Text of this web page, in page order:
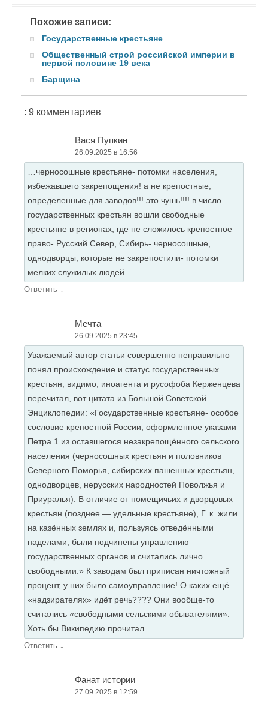
Похожие записи:
Государственные крестьяне
Общественный строй российской империи в
первой половине 19 века
Барщина
: 9 комментариев
Вася Пупкин
26.09.2025 в 16:56
…черносошные крестьяне- потомки населения,
избежавшего закрепощения! а не крепостные,
определенные для заводов!!! это чушь!!!! в число
государственных крестьян вошли свободные
крестьяне в регионах, где не сложилось крепостное
право- Русский Север, Сибирь- черносошные,
однодворцы, которые не закрепостили- потомки
мелких служилых людей
Ответить ↓
Мечта
26.09.2025 в 23:45
Уважаемый автор статьи совершенно неправильно
понял происхождение и статус государственных
крестьян, видимо, иноагента и русофоба Керженцева
перечитал, вот цитата из Большой Советской
Энциклопедии: «Государственные крестьяне- особое
сословие крепостной России, оформленное указами
Петра 1 из оставшегося незакрепощённого сельского
населения (черносошных крестьян и половников
Северного Поморья, сибирских пашенных крестьян,
однодворцев, нерусских народностей Поволжья и
Приуралья). В отличие от помещичьих и дворцовых
крестьян (позднее — удельные крестьяне), Г. к. жили
на казённых землях и, пользуясь отведёнными
наделами, были подчинены управлению
государственных органов и считались лично
свободными.» К заводам был приписан ничтожный
процент, у них было самоуправление! О каких ещё
«надзирателях» идёт речь???? Они вообще-то
считались «свободными сельскими обывателями».
Хоть бы Википедию прочитал
Ответить ↓
Фанат истории
27.09.2025 в 12:59